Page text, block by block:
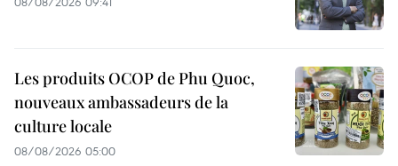
Les produits OCOP de Phu Quoc,
nouveaux ambassadeurs de la
culture locale
08/08/2026 05:00